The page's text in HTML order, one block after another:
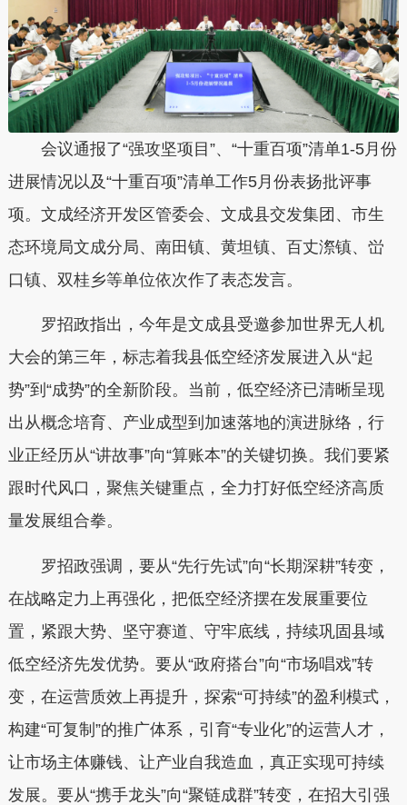
会议通报了“强攻坚项目”、“十重百项”清单1-5月份
进展情况以及“十重百项”清单工作5月份表扬批评事
项。文成经济开发区管委会、文成县交发集团、市生
态环境局文成分局、南田镇、黄坦镇、百丈漈镇、峃
口镇、双桂乡等单位依次作了表态发言。
罗招政指出，今年是文成县受邀参加世界无人机
大会的第三年，标志着我县低空经济发展进入从“起
势”到“成势”的全新阶段。当前，低空经济已清晰呈现
出从概念培育、产业成型到加速落地的演进脉络，行
业正经历从“讲故事”向“算账本”的关键切换。我们要紧
跟时代风口，聚焦关键重点，全力打好低空经济高质
量发展组合拳。
罗招政强调， 要从“先行先试”向“长期深耕”转变，
在战略定力上再强化， 把低空经济摆在发展重要位
置，紧跟大势、坚守赛道、守牢底线，持续巩固县域
低空经济先发优势。 要从“政府搭台”向“市场唱戏”转
变，在运营质效上再提升， 探索“可持续”的盈利模式，
构建“可复制”的推广体系，引育“专业化”的运营人才，
让市场主体赚钱、让产业自我造血，真正实现可持续
发展。 要从“携手龙头”向“聚链成群”转变，在招大引强